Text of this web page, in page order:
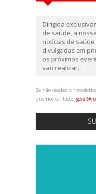
Dirigida
de saúde, a
notícias de
divulgadas em
os próximos
vão realizar.
Se não receber a
que nos contacte: